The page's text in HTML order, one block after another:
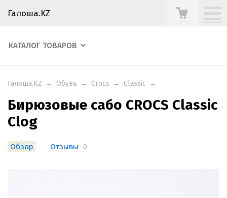
Галоша.KZ
КАТАЛОГ ТОВАРОВ
Галоша.KZ → Обувь → Crocs → Classic →
Бирюзовые сабо CROCS Classic
Clog
Обзор Отзывы 0